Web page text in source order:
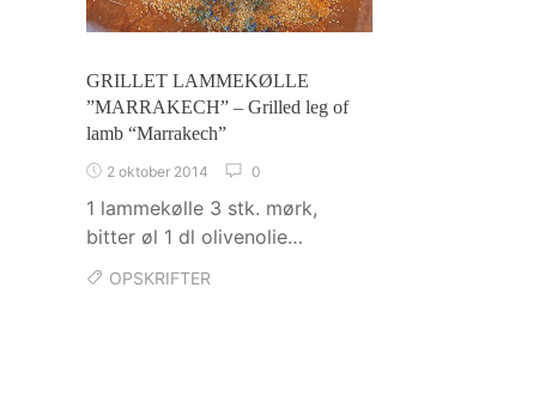
GRILLET LAMMEKØLLE
”MARRAKECH” – Grilled leg of
lamb “Marrakech”
2 oktober 2014 0
1 lammekølle 3 stk. mørk,
bitter øl 1 dl olivenolie…
OPSKRIFTER